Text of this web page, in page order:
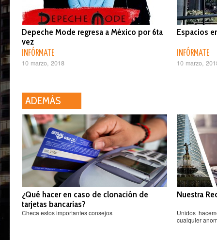
Depeche Mode regresa a México por 6ta
vez
INFÓRMATE
10 marzo, 2018
Espacios
INFÓRMATE
10 marzo,
ADEMÁS
¿Qué hacer en caso de clonación de
tarjetas bancarias?
Checa estos importantes consejos
Nuestra
Unidos
cualquier